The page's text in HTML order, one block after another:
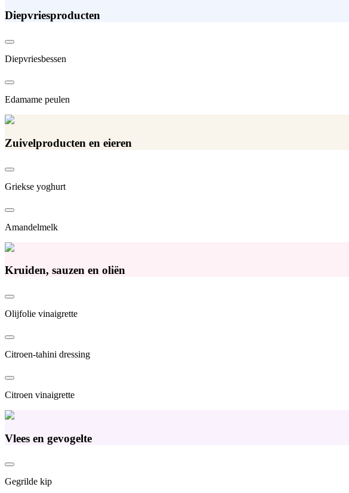
Diepvriesproducten
Diepvriesbessen
Edamame peulen
Zuivelproducten en eieren
Griekse yoghurt
Amandelmelk
Kruiden, sauzen en oliën
Olijfolie vinaigrette
Citroen-tahini dressing
Citroen vinaigrette
Vlees en gevogelte
Gegrilde kip